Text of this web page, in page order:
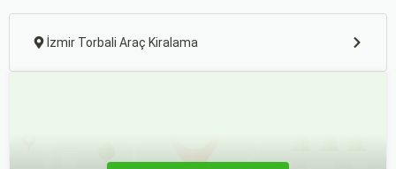
İzmir Torbali Araç Kiralama